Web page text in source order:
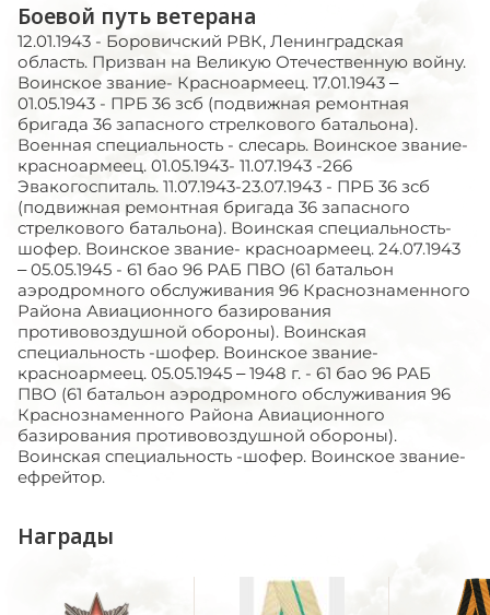
Боевой путь ветерана
12.01.1943 - Боровичский РВК, Ленинградская
область. Призван на Великую Отечественную войну.
Воинское звание- Красноармеец. 17.01.1943 –
01.05.1943 - ПРБ 36 зсб (подвижная ремонтная
бригада 36 запасного стрелкового батальона).
Военная специальность - слесарь. Воинское звание-
красноармеец. 01.05.1943- 11.07.1943 -266
Эвакогоспиталь. 11.07.1943-23.07.1943 - ПРБ 36 зсб
(подвижная ремонтная бригада 36 запасного
стрелкового батальона). Воинская специальность-
шофер. Воинское звание- красноармеец. 24.07.1943
– 05.05.1945 - 61 бао 96 РАБ ПВО (61 батальон
аэродромного обслуживания 96 Краснознаменного
Района Авиационного базирования
противовоздушной обороны). Воинская
специальность -шофер. Воинское звание-
красноармеец. 05.05.1945 – 1948 г. - 61 бао 96 РАБ
ПВО (61 батальон аэродромного обслуживания 96
Краснознаменного Района Авиационного
базирования противовоздушной обороны).
Воинская специальность -шофер. Воинское звание-
ефрейтор.
Награды